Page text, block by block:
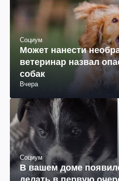
Социум
Может нанести
ветеринар назвал
собак
Вчера
Социум
В вашем доме